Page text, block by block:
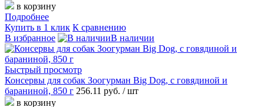
в корзину
Подробнее
Купить в 1 клик К сравнению
В избранное
В наличии
Быстрый просмотр
Консервы для собак Зоогурман Big Dog, с говядиной и
бараниной, 850 г 256.11 руб. / шт
в корзину